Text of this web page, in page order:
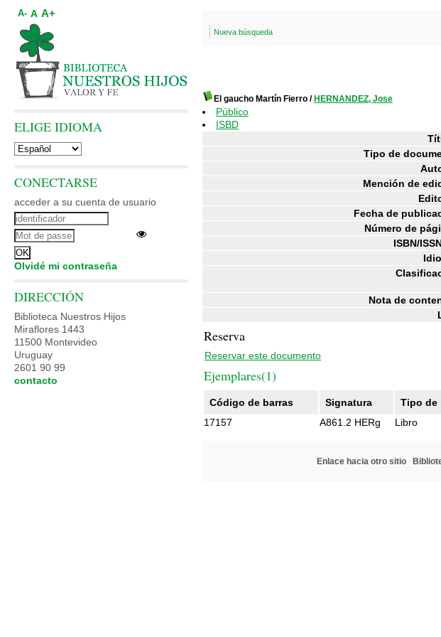
Nueva búsqueda
El gaucho Martín Fierro / HERNANDEZ, Jose
Público
ISBD
Tipo de
Mención de
Fecha de
Número de
ISBN/
Nota de
Reserva
Reservar este documento
Ejemplares(1)
Código de barras Signatura Tipo de
17157
A861.2 HERg Libro
Enlace hacia otro sitio
A- A A+
ELIGE IDIOMA
CONECTARSE
acceder a su cuenta de usuario
Olvidé mi contraseña
DIRECCIÓN
Biblioteca Nuestros Hijos
Miraflores 1443
11500 Montevideo
Uruguay
2601 90 99
contacto